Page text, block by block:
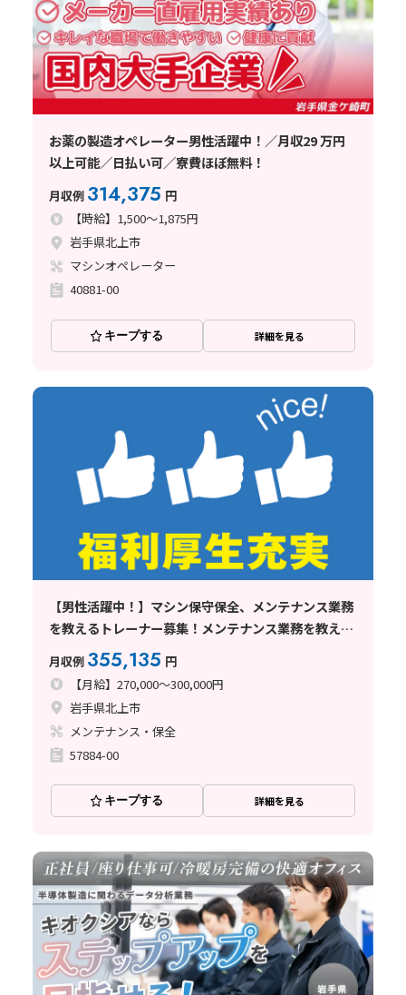
お薬の製造オペレーター男性活躍中！／月収29 万円
以上可能／日払い可／寮費ほぼ無料！
月収例 314,375 円
【時給】1,500～1,875円
岩手県北上市
マシンオペレーター
40881-00
キープする 詳細を見る
【男性活躍中！】マシン保守保全、メンテナンス業務
を教えるトレーナー募集！メンテナンス業務を教える
新しいトレーナーのお仕事です！
月収例 355,135 円
【月給】270,000～300,000円
岩手県北上市
メンテナンス・保全
57884-00
キープする 詳細を見る